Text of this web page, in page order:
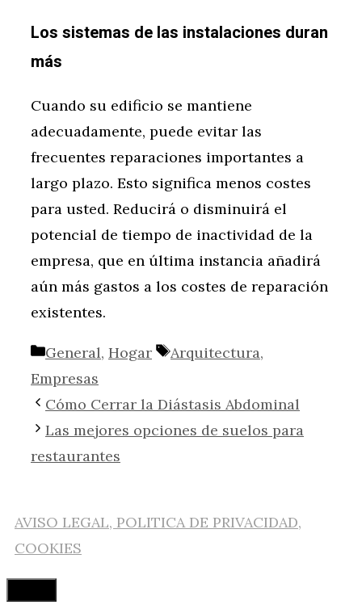
Los sistemas de las instalaciones duran
más
Cuando su edificio se mantiene
adecuadamente, puede evitar las
frecuentes reparaciones importantes a
largo plazo. Esto significa menos costes
para usted. Reducirá o disminuirá el
potencial de tiempo de inactividad de la
empresa, que en última instancia añadirá
aún más gastos a los costes de reparación
existentes.
Categorías
General, Hogar Etiquetas
Arquitectura,
Empresas
Cómo Cerrar la Diástasis Abdominal
Las mejores opciones de suelos para
restaurantes
AVISO LEGAL, POLITICA DE PRIVACIDAD,
COOKIES